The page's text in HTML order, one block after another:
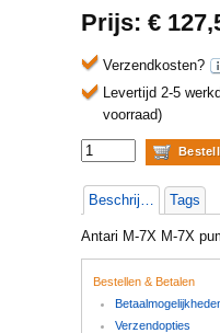
Prijs: €
Verzendkosten?
Levertijd 2-5
voorraad)
Beschrijving Tags
Antari M-7X M-7X
Bestellen & Betalen
Verzendopties